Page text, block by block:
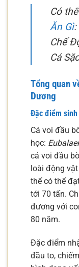
Có
Ăn Gì:
Chế
Cá
Tổng quan
Dương
Đặc điểm
Cá voi đầu
học:
cá voi đầu
loài động
thể có thể
tới 70 tấn.
đương với
80 năm.
Đặc điểm
đầu to,